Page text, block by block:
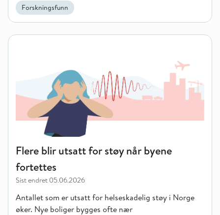
Forskningsfunn
Flere blir utsatt for støy når byene fortettes
Flere blir utsatt for støy når byene
fortettes
Sist endret 05.06.2026
Antallet som er utsatt for helseskadelig støy i Norge
øker. Nye boliger bygges ofte nær